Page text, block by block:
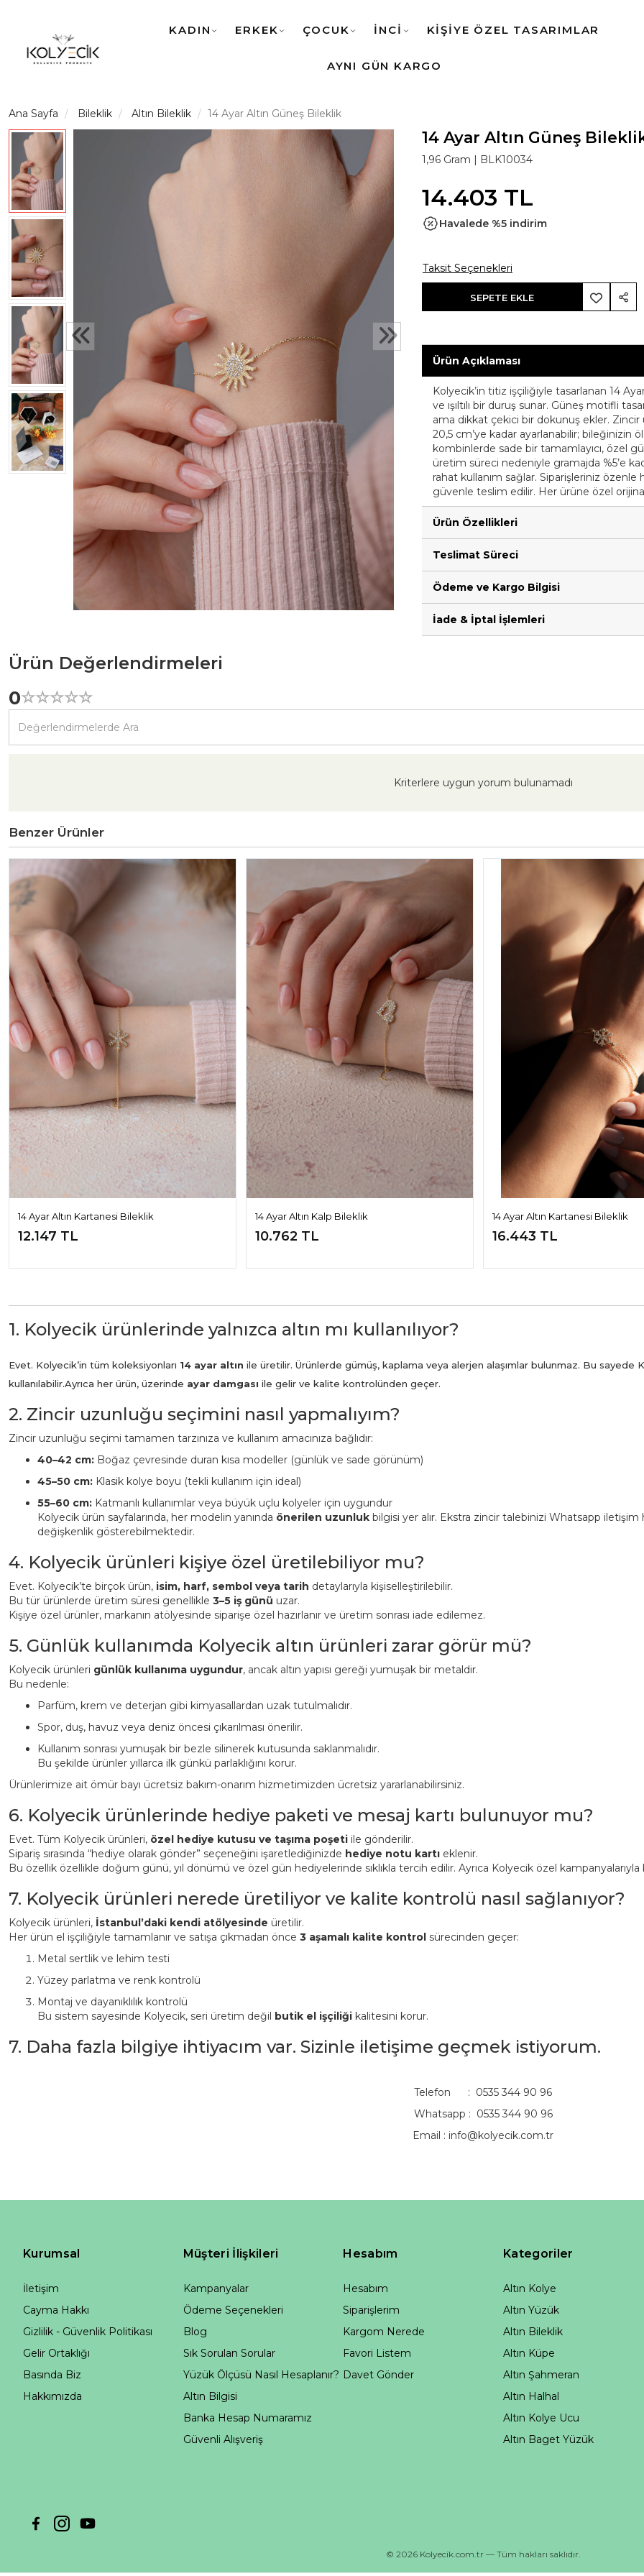
KADIN ERKEK ÇOCUK İNCİ KİŞİYE ÖZEL TASARIMLAR
AYNI GÜN KARGO
Ana Sayfa Bileklik Altın Bileklik 14 Ayar Altın Güneş Bileklik
14 Ayar Altın Güneş
1,96 Gram | BLK10034
14.403 TL
Havalede %5 indirim
Taksit Seçenekleri
SEPETE EKLE
Ürün Açıklaması
Kolyecik’in titiz işçiliğiyle tasarlanan 14
ve ışıltılı bir duruş sunar. Güneş motifli
ama dikkat çekici bir dokunuş ekler.
20,5 cm’ye kadar ayarlanabilir; bileğinizin
kombinlerde sade bir tamamlayıcı, özel
üretim süreci nedeniyle gramajda %5’e
rahat kullanım sağlar. Siparişleriniz
güvenle teslim edilir. Her ürüne özel
Ürün Özellikleri
Teslimat Süreci
Ödeme ve Kargo Bilgisi
İade & İptal İşlemleri
Ürün Değerlendirmeleri
0☆☆☆☆☆
★★★★★
Kriterlere uygun yorum bulunamadı
Benzer Ürünler
14 Ayar Altın Kartanesi Bileklik
12.147 TL
14 Ayar Altın Kalp Bileklik
10.762 TL
14 Ayar Altın Kartanesi Bileklik
16.443 TL
1. Kolyecik ürünlerinde yalnızca altın mı kullanılıyor?
Evet. Kolyecik’in tüm koleksiyonları 14 ayar altın ile üretilir. Ürünlerde gümüş, kaplama veya alerjen alaşımlar bulunmaz. Bu sayede
kullanılabilir.Ayrıca her ürün, üzerinde ayar damgası ile gelir ve kalite kontrolünden geçer.
2. Zincir uzunluğu seçimini nasıl yapmalıyım?
Zincir uzunluğu seçimi tamamen tarzınıza ve kullanım amacınıza bağlıdır:
40–42 cm: Boğaz çevresinde duran kısa modeller (günlük ve sade görünüm)
45–50 cm: Klasik kolye boyu (tekli kullanım için ideal)
55–60 cm: Katmanlı kullanımlar veya büyük uçlu kolyeler için uygundur
Kolyecik ürün sayfalarında, her modelin yanında önerilen uzunluk bilgisi yer alır. Ekstra zincir talebinizi Whatsapp
değişkenlik gösterebilmektedir.
4. Kolyecik ürünleri kişiye özel üretilebiliyor mu?
Evet. Kolyecik’te birçok ürün, isim, harf, sembol veya tarih detaylarıyla kişiselleştirilebilir.
Bu tür ürünlerde üretim süresi genellikle 3–5 iş günü uzar.
Kişiye özel ürünler, markanın atölyesinde siparişe özel hazırlanır ve üretim sonrası iade edilemez.
5. Günlük kullanımda Kolyecik altın ürünleri zarar görür mü?
Kolyecik ürünleri günlük kullanıma uygundur, ancak altın yapısı gereği yumuşak bir metaldir.
Bu nedenle:
Parfüm, krem ve deterjan gibi kimyasallardan uzak tutulmalıdır.
Spor, duş, havuz veya deniz öncesi çıkarılması önerilir.
Kullanım sonrası yumuşak bir bezle silinerek kutusunda saklanmalıdır.
Bu şekilde ürünler yıllarca ilk günkü parlaklığını korur.
Ürünlerimize ait ömür bayı ücretsiz bakım-onarım hizmetimizden ücretsiz yararlanabilirsiniz.
6. Kolyecik ürünlerinde hediye paketi ve mesaj kartı bulunuyor mu?
Evet. Tüm Kolyecik ürünleri, özel hediye kutusu ve taşıma poşeti ile gönderilir.
Sipariş sırasında “hediye olarak gönder” seçeneğini işaretlediğinizde hediye notu kartı eklenir.
Bu özellik özellikle doğum günü, yıl dönümü ve özel gün hediyelerinde sıklıkla tercih edilir. Ayrıca Kolyecik özel
7. Kolyecik ürünleri nerede üretiliyor ve kalite kontrolü nasıl sağlanıyor?
Kolyecik ürünleri, İstanbul’daki kendi atölyesinde üretilir.
Her ürün el işçiliğiyle tamamlanır ve satışa çıkmadan önce 3 aşamalı kalite kontrol sürecinden geçer:
Metal sertlik ve lehim testi
Yüzey parlatma ve renk kontrolü
Montaj ve dayanıklılık kontrolü
Bu sistem sayesinde Kolyecik, seri üretim değil butik el işçiliği kalitesini korur.
7. Daha fazla bilgiye ihtiyacım var. Sizinle iletişime geçmek istiyorum.
Telefon : 0535 344 90 96
Whatsapp : 0535 344 90 96
Email : info@kolyecik.com.tr
Kurumsal
İletişim
Cayma Hakkı
Gizlilik - Güvenlik Politikası
Gelir Ortaklığı
Basında Biz
Hakkımızda
Müşteri İlişkileri
Kampanyalar
Ödeme Seçenekleri
Blog
Sık Sorulan Sorular
Yüzük Ölçüsü Nasıl Hesaplanır?
Altın Bilgisi
Banka Hesap Numaramız
Güvenli Alışveriş
Hesabım
Hesabım
Siparişlerim
Kargom Nerede
Favori Listem
Davet Gönder
Kategoriler
Altın Kolye
Altın Yüzük
Altın Bileklik
Altın Küpe
Altın Şahmeran
Altın Halhal
Altın Kolye Ucu
Altın Baget Yüzük
© 2026 Kolyecik.com.tr — Tüm hakları saklıdır.